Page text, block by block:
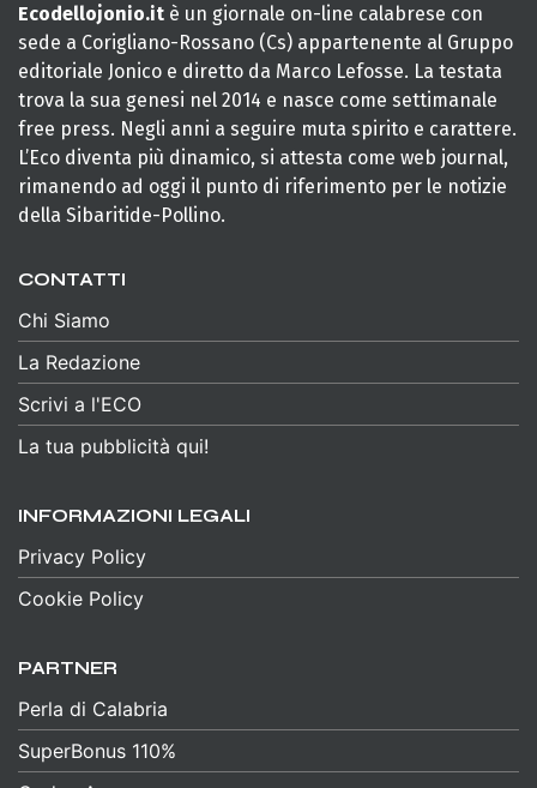
Ecodellojonio.it è un giornale on-line calabrese con
sede a Corigliano-Rossano (Cs) appartenente al Gruppo
editoriale Jonico e diretto da Marco Lefosse. La testata
trova la sua genesi nel 2014 e nasce come settimanale
free press. Negli anni a seguire muta spirito e carattere.
L’Eco diventa più dinamico, si attesta come web journal,
rimanendo ad oggi il punto di riferimento per le notizie
della Sibaritide-Pollino.
CONTATTI
Chi Siamo
La Redazione
Scrivi a l'ECO
La tua pubblicità qui!
INFORMAZIONI LEGALI
Privacy Policy
Cookie Policy
PARTNER
Perla di Calabria
SuperBonus 110%